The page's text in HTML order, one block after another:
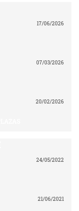
17/06/2026
07/03/2026
20/02/2026
24/05/2022
21/06/2021